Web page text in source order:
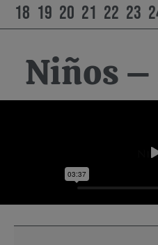
18 19 20 21 22 23
Niños